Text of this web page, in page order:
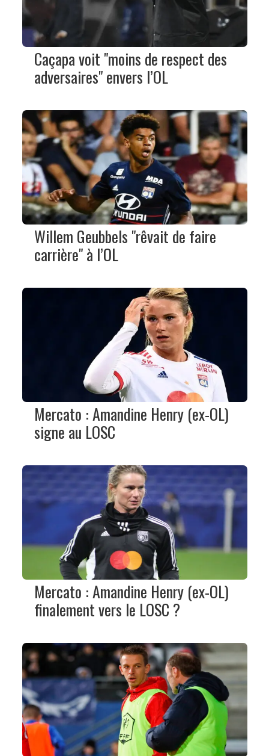
Caçapa voit "moins de respect des
adversaires" envers l’OL
Willem Geubbels "rêvait de faire
carrière" à l’OL
Mercato : Amandine Henry (ex-OL)
signe au LOSC
Mercato : Amandine Henry (ex-OL)
finalement vers le LOSC ?